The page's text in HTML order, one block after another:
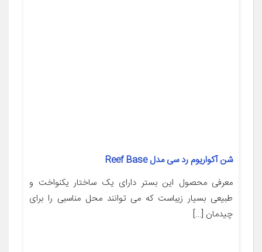
شن آکواریوم رد سی مدل Reef Base
معرفی محصول این بستر دارای یک ساختار یکنواخت و
طبیعی بسیار زیباست که می توانند محل مناسبی را برای
چیدمان […]